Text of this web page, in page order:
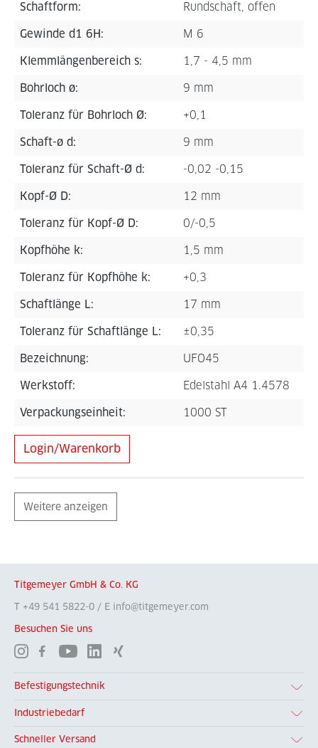
Schaftform: Rundschaft, offen
Gewinde d1 6H: M 6
Klemmlängenbereich s: 1,7 - 4,5 mm
Bohrloch ø: 9 mm
Toleranz für Bohrloch Ø: +0,1
Schaft-ø d: 9 mm
Toleranz für Schaft-Ø d: -0,02 -0,15
Kopf-Ø D: 12 mm
Toleranz für Kopf-Ø D: 0/-0,5
Kopfhöhe k: 1,5 mm
Toleranz für Kopfhöhe k: +0,3
Schaftlänge L: 17 mm
Toleranz für Schaftlänge L: ±0,35
Bezeichnung: UFO45
Werkstoff: Edelstahl A4 1.4578
Verpackungseinheit: 1000 ST
Login/Warenkorb
Weitere anzeigen
Titgemeyer GmbH & Co. KG
T +49 541 5822-0 / E info@titgemeyer.com
Besuchen Sie uns
Befestigungstechnik
Industriebedarf
Schneller Versand